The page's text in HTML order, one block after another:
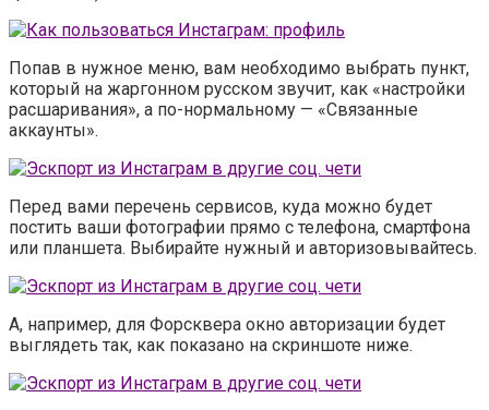
Попав в нужное меню, вам необходимо выбрать пункт,
который на жаргонном русском звучит, как «настройки
расшаривания», а по-нормальному — «Связанные
аккаунты».
Перед вами перечень сервисов, куда можно будет
постить ваши фотографии прямо с телефона, смартфона
или планшета. Выбирайте нужный и авторизовывайтесь.
А, например, для Форсквера окно авторизации будет
выглядеть так, как показано на скриншоте ниже.